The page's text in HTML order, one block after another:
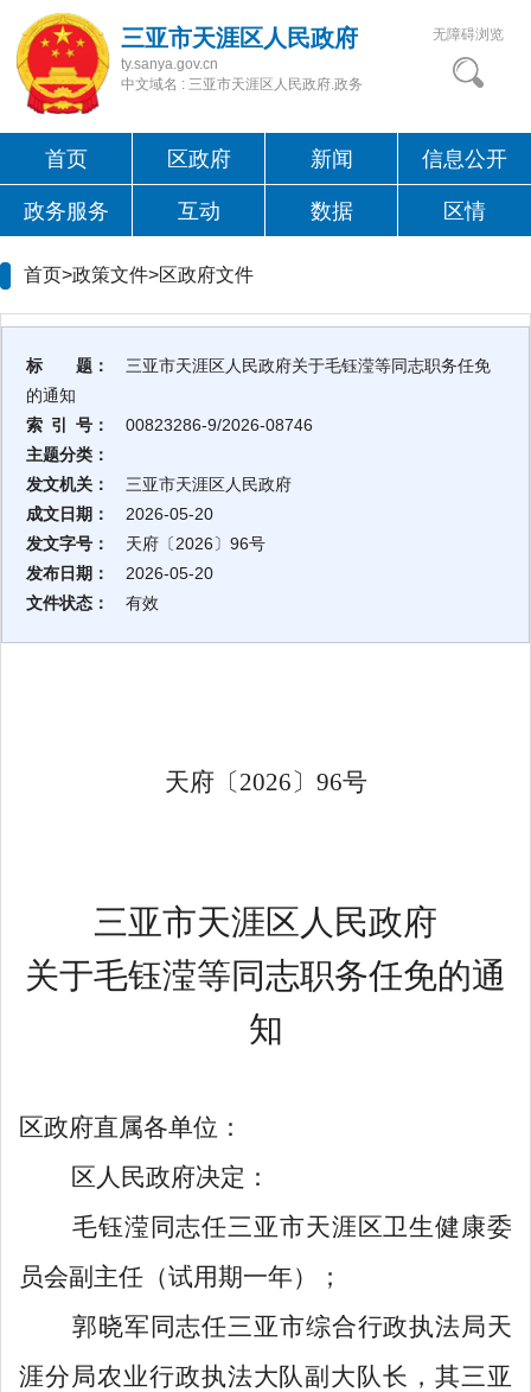
三亚市天涯区人民政府
ty.sanya.gov.cn
中文域名 : 三亚市天涯区人民政府.政务
无障碍浏览
首页 区政府 新闻 信息公开
政务服务 互动 数据 区情
首页>政策文件>区政府文件
标 题：
三亚市天涯区人民政府关于毛钰滢等同志职务任免
的通知
索 引 号：
00823286-9/2026-08746
主题分类：
发文机关：
三亚市天涯区人民政府
成文日期：
2026-05-20
发文字号：
天府〔2026〕96号
发布日期：
2026-05-20
文件状态：
有效
天府〔2026〕 96号
三亚市天涯区人民政府
关于毛钰滢等同志职务任免的通
知
区政府直属各单位：
区人民政府决定：
毛钰滢同志任三亚市天涯区卫生健康委
员会副主任（试用期一年）；
郭晓军同志任三亚市综合行政执法局天
涯分局农业行政执法大队副大队长，其三亚